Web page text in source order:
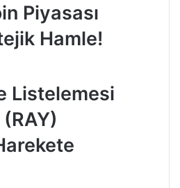
Piyasası
Hamle!
Listelemesi